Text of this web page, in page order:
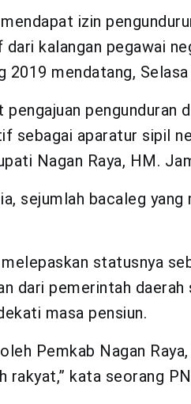
izin
kalangan pegawai
2019 mendatang,
pengunduran
sebagai aparatur sipil
Nagan Raya, HM.
sejumlah bacaleg yang
statusnya
dari pemerintah
masa pensiun.
Pemkab Nagan
kata seorang